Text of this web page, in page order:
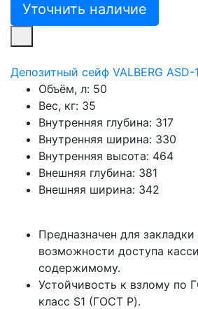
Уточнить наличие
Депозитный сейф VALBERG ASD-
Объём, л: 50
Вес, кг: 35
Внутренняя глубина: 317
Внутренняя ширина: 330
Внутренняя высота: 464
Внешняя глубина: 381
Внешняя ширина: 342
Предназначен для
возможности доступа
содержимому.
Устойчивость к взлому по
класс S1 (ГОСТ Р).